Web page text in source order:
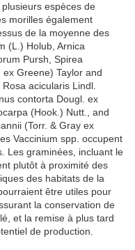
espèces de
morilles également
de la moyenne des
(L.) Holub, Arnica
Pursh, Spirea
Greene) Taylor and
acicularis Lindl.
contorta Dougl. ex
(Hook.) Nutt., and
(Torr. & Gray ex
Vaccinium spp. occupent
Les graminées, incluant le
plutôt à proximité des
des habitats de la
être utiles pour
la conservation de
et la remise à plus tard
de production.